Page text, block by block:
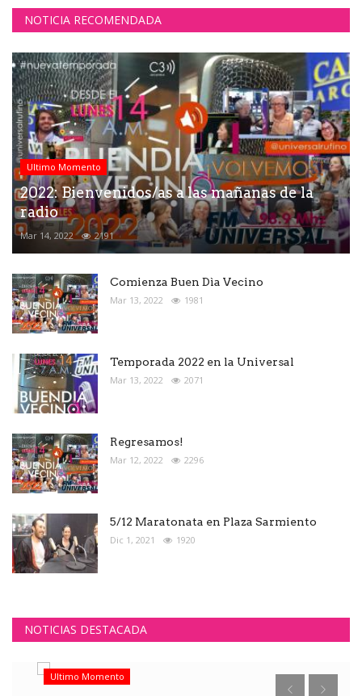
NOTICIA RECOMENDADA
Ultimo Momento
2022: Bienvenidos/as a las mañanas de la
radio
Mar 14, 2022 2191
Comienza Buen Dìa Vecino
Mar 13, 2022 1981
Temporada 2022 en la Universal
Mar 13, 2022 2071
Regresamos!
Mar 12, 2022 2296
5/12 Maratonata en Plaza Sarmiento
Dic 1, 2021 1920
NOTICIAS DESTACADA
Ultimo Momento